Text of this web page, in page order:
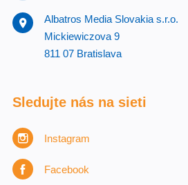
Albatros Media Slovakia s.r.o.
Mickiewiczova 9
811 07 Bratislava
Sledujte nás na sieti
Instagram
Facebook